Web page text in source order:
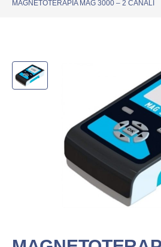
MAGNETOTERAPIA MAG 3000 – 2 CANALI